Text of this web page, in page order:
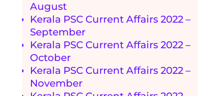
August
Kerala PSC Current Affairs 2022 –
September
Kerala PSC Current Affairs 2022 –
October
Kerala PSC Current Affairs 2022 –
November